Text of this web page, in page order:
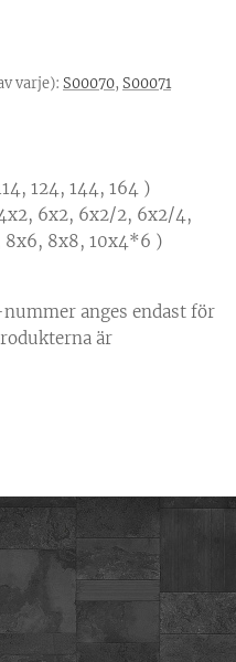
varje): S00070, S00071
124, 144, 164 )
6x2, 6x2/2, 6x2/4,
8x8, 10x4*6 )
anges endast för
är